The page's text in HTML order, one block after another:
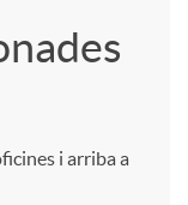
i arriba a